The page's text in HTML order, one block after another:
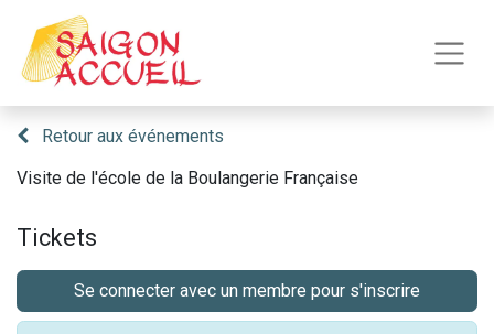
Retour aux événements
Visite de l'école de la Boulangerie Française
Tickets
Se connecter avec un membre pour s'inscrire